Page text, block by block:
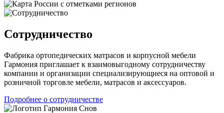
Сотрудничество
Фабрика ортопедических матрасов и корпусной мебели
Гармония приглашает к взаимовыгодному сотрудничеству
компании и организации специализирующиеся на оптовой и
розничной торговле мебели, матрасов и аксессуаров.
Подробнее о сотрудничестве